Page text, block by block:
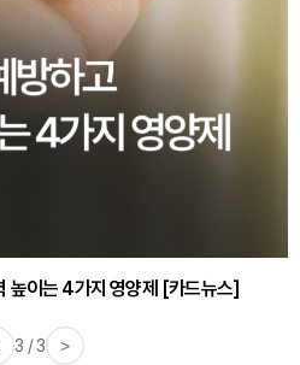
높이는 4가지 영양제 [카드뉴스]
3 / 3 >